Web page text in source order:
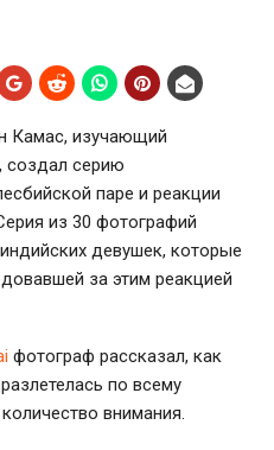
Камас, изучающий
создал серию
паре и реакции
из 30 фотографий
девушек, которые
за этим реакцией
фотограф рассказал, как
по всему
внимания.